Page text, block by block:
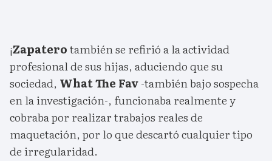
¡Zapaterotambién se refirió a la actividad
profesional de sus hijas, aduciendo que su
sociedad, What The Fav-también bajo sospecha
en la investigación-, funcionaba realmente y
cobraba por realizar trabajos reales de
maquetación, por lo que descartó cualquier tipo
de irregularidad.